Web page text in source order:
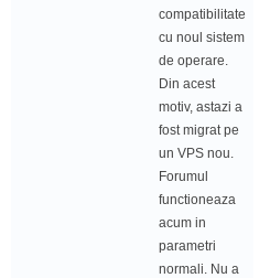
compatibilitate
cu noul sistem
de operare.
Din acest
motiv, astazi a
fost migrat pe
un VPS nou.
Forumul
functioneaza
acum in
parametri
normali. Nu a